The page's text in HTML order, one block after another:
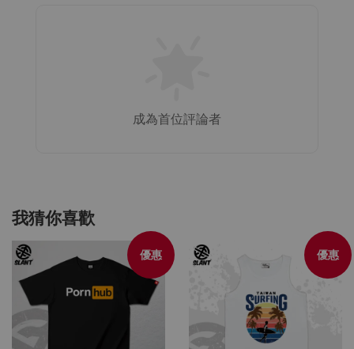
成為首位評論者
我猜你喜歡
優惠 優惠